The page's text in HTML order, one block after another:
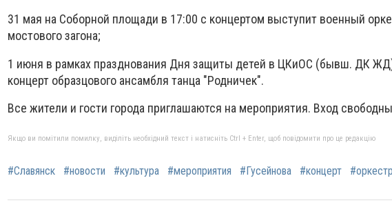
31 мая на Соборной площади в 17:00 с концертом выступит военный
мостового загона;
1 июня в рамках празднования Дня защиты детей в ЦКиОС (бывш. ДК
концерт образцового ансамбля танца "Родничек".
Все жители и гости города приглашаются на мероприятия. Вход
Якщо ви помітили помилку, виділіть необхідний текст і натисніть Ctrl + Enter, щоб повідомити про це редакцію
#Славянск #новости #культура #мероприятия #Гусейнова #концерт #оркестр